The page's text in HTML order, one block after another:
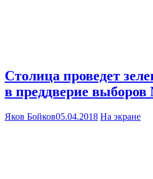
Столица проведет
в преддверие
Яков Бойков05.04.2018 На экране